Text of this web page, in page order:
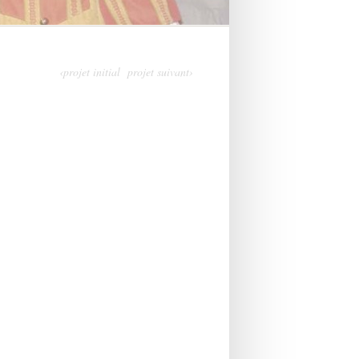
‹projet initial projet suivant›